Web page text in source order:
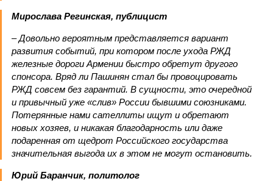
Мирослава Регинская, публицист
– Довольно вероятным представляется вариант
развития событий, при котором после ухода РЖД
железные дороги Армении быстро обретут другого
спонсора. Вряд ли Пашинян стал бы провоцировать
РЖД совсем без гарантий. В сущности, это очередной
и привычный уже «слив» России бывшими союзниками.
Потерянные нами сателлиты ищут и обретают
новых хозяев, и никакая благодарность или даже
подаренная от щедрот Российского государства
значительная выгода их в этом не могут остановить.
Юрий Баранчик, политолог